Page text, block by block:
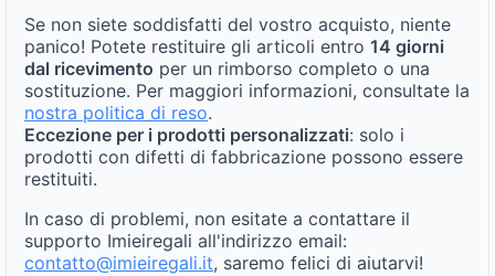
Se non siete soddisfatti del vostro acquisto, niente
panico! Potete restituire gli articoli entro 14 giorni
dal ricevimento per un rimborso completo o una
sostituzione. Per maggiori informazioni, consultate la
nostra politica di reso.
Eccezione per i prodotti personalizzati: solo i
prodotti con difetti di fabbricazione possono essere
restituiti.
In caso di problemi, non esitate a contattare il
supporto Imieiregali all'indirizzo email:
contatto@imieiregali.it, saremo felici di aiutarvi!